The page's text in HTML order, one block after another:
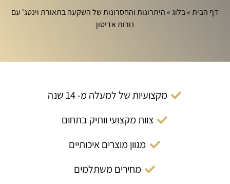
דף הבית»בלוג»היתרונות והחסרונות של השקעה בתאורת וינטג' עם
נורות אדיסון
מקצועיות של למעלה מ- 14 שנה
צוות מקצועי וותיק בתחום
מגוון מוצרים איכותיים
מחירים משתלמים